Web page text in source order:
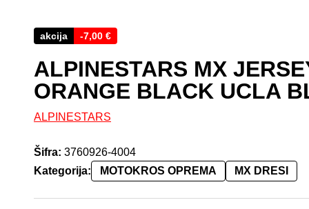
akcija -7,00 €
ALPINESTARS MX
ORANGE BLACK UCLA
ALPINESTARS
Šifra: 3760926-4004
Kategorija:
MOTOKROS OPREMA MX DRESI